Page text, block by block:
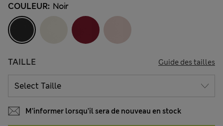
COULEUR: Noir
TAILLE Guide des tailles
M’informer lorsqu’il sera de nouveau en stock